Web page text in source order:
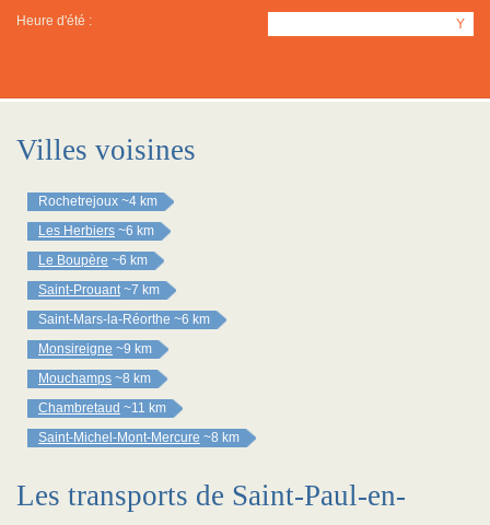
Heure d'été : Y
Villes voisines
Rochetrejoux ~4 km
Les Herbiers ~6 km
Le Boupère ~6 km
Saint-Prouant ~7 km
Saint-Mars-la-Réorthe ~6 km
Monsireigne ~9 km
Mouchamps ~8 km
Chambretaud ~11 km
Saint-Michel-Mont-Mercure ~8 km
Les transports de Saint-Paul-en-